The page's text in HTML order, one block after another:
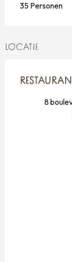
35 Personen
LOCATIE
8